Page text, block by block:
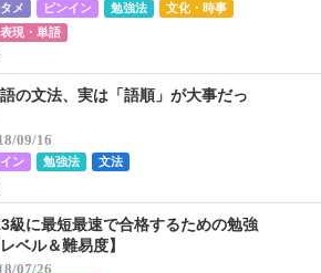
メ ピンイン 勉強法
文化・時事
現・単語
の文法、実は「語順」が大事だっ
09/16
ン 勉強法 文法
級に最短最速で合格するための勉強
ベル＆難易度】
07/26